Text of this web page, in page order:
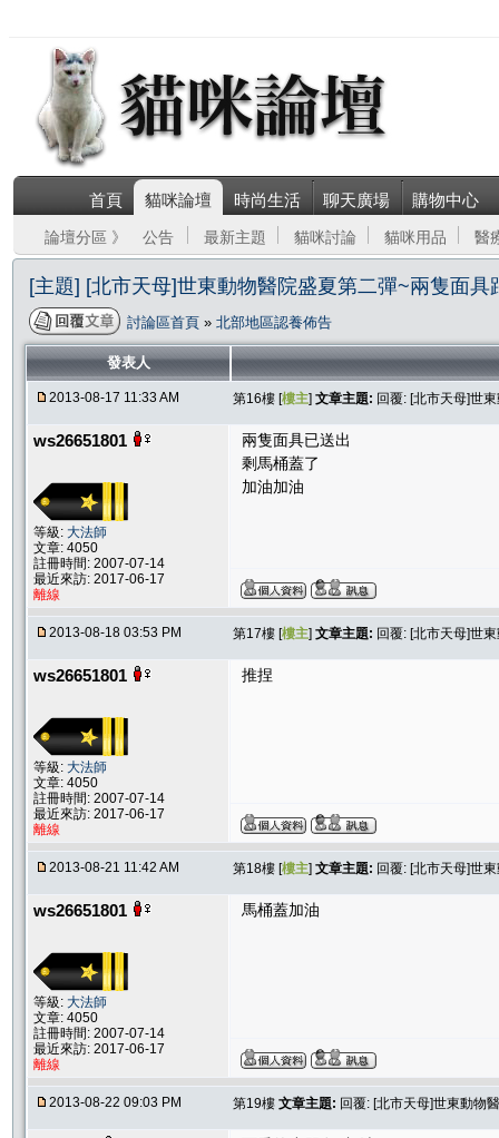
首頁 貓咪論壇 時尚生活 聊天廣場 購物中心
論壇分區 》 公告 最新主題 貓咪討論 貓咪用品 醫
[主題] [北市天母]世東動物醫院盛夏第二彈~兩隻面
討論區首頁 » 北部地區認養佈告
發表人
2013-08-17 11:33 AM 第16樓 [樓主] 文章主題: 回覆: [北市天母]世
ws26651801
等級: 大法師
文章: 4050
註冊時間: 2007-07-14
最近來訪: 2017-06-17
離線
兩隻面具已送出
剩馬桶蓋了
加油加油
2013-08-18 03:53 PM 第17樓 [樓主] 文章主題: 回覆: [北市天母]世
ws26651801
等級: 大法師
文章: 4050
註冊時間: 2007-07-14
最近來訪: 2017-06-17
離線
推捏
2013-08-21 11:42 AM 第18樓 [樓主] 文章主題: 回覆: [北市天母]世
ws26651801
等級: 大法師
文章: 4050
註冊時間: 2007-07-14
最近來訪: 2017-06-17
離線
馬桶蓋加油
2013-08-22 09:03 PM 第19樓 文章主題: 回覆: [北市天母]世東動物